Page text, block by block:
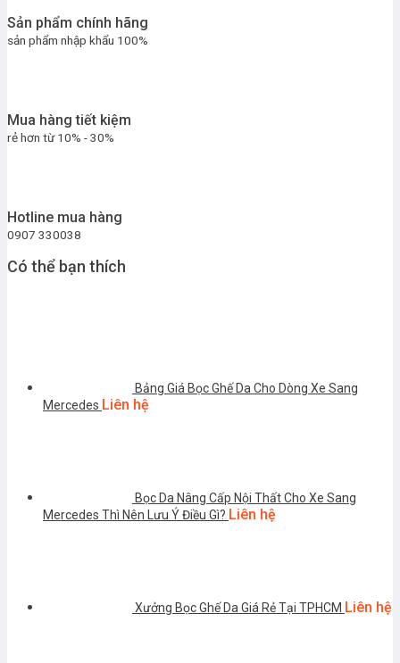
Sản phẩm chính hãng
sản phẩm nhập khẩu 100%
Mua hàng tiết kiệm
rẻ hơn từ 10% - 30%
Hotline mua hàng
0907 330038
Có thể bạn thích
Bảng Giá Bọc Ghế Da Cho Dòng Xe Sang
Mercedes Liên hệ
Bọc Da Nâng Cấp Nội Thất Cho Xe Sang
Mercedes Thì Nên Lưu Ý Điều Gì? Liên hệ
Xưởng Bọc Ghế Da Giá Rẻ Tại TPHCM Liên hệ